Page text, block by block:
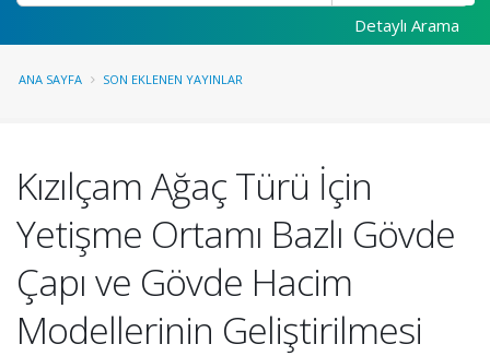
Detaylı Arama
ANA SAYFA SON EKLENEN YAYINLAR
Kızılçam Ağaç Türü İçin
Yetişme Ortamı Bazlı Gövde
Çapı ve Gövde Hacim
Modellerinin Geliştirilmesi